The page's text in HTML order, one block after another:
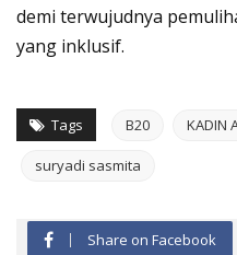
demi terwujudnya
yang inklusif.
Tags B20 KADIN
suryadi sasmita
Share on Facebook